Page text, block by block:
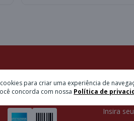
para criar uma experiência de
concorda com nossa Política de
PAGAMENTOS
Insira